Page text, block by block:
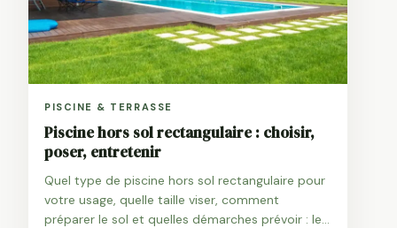
PISCINE & TERRASSE
Piscine hors sol rectangulaire : choisir,
poser, entretenir
Quel type de piscine hors sol rectangulaire pour
votre usage, quelle taille viser, comment
préparer le sol et quelles démarches prévoir : le